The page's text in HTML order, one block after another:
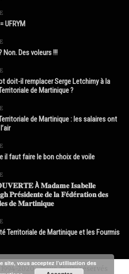
UFRYM
Non. Des voleurs !!!
doit-il remplacer Serge Letchimy à la
de Martinique ?
de Martinique : les salaires ont
il faut faire le bon choix de voile
À 𝐌𝐚𝐝𝐚𝐦𝐞 𝐈𝐬𝐚𝐛𝐞𝐥𝐥𝐞
𝐏𝐫é𝐬𝐢𝐝𝐞𝐧𝐭𝐞 𝐝𝐞 𝐥𝐚 𝐅é𝐝é𝐫𝐚𝐭𝐢𝐨𝐧 𝐝𝐞𝐬
𝐝𝐞 𝐌𝐚𝐫𝐭𝐢𝐧𝐢𝐪𝐮𝐞
Territoriale de Martinique et les Fourmis
1994-2020 - Tous droits réservés
site, vous acceptez l’utilisation des